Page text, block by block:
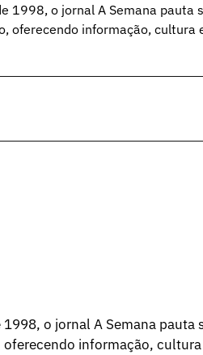
1998, o jornal A Semana
oferecendo informação,
o jornal A Semana
informação,